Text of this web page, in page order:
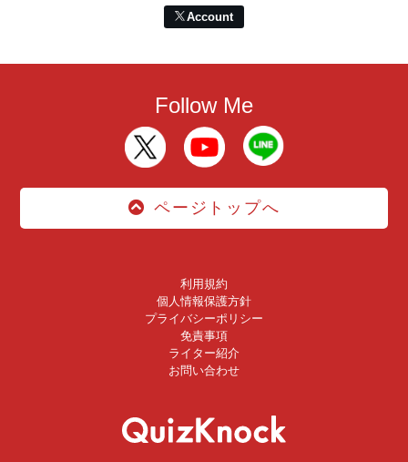
Account
Follow Me
ページトップへ
利用規約
個人情報保護方針
プライバシーポリシー
免責事項
ライター紹介
お問い合わせ